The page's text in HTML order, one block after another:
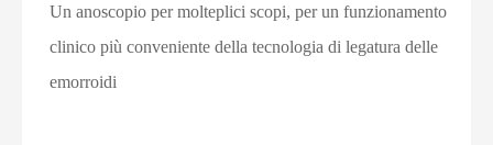
Un anoscopio per molteplici scopi, per un funzionamento
clinico più conveniente della tecnologia di legatura delle
emorroidi